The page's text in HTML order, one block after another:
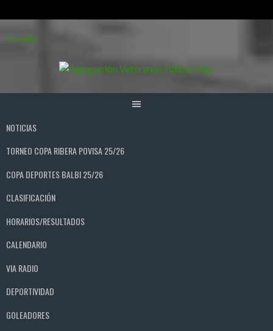
alAcceder
NOTICIAS
TORNEO COPA RIBERA POVISA 25/26
COPA DEPORTES BALBI 25/26
CLASIFICACIÓN
HORARIOS/RESULTADOS
CALENDARIO
VIA RADIO
DEPORTIVIDAD
GOLEADORES